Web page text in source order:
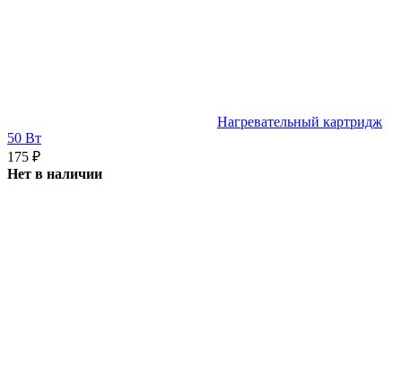
Нагревательный картридж
50 Вт
175 ₽
Нет в наличии